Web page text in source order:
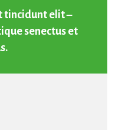
tincidunt elit –
senectus et